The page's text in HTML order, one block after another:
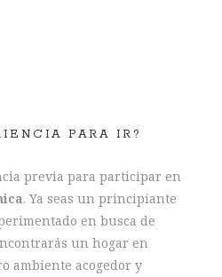
PARA IR?
previa para participar en
. Ya seas un principiante
en busca de
un hogar en
ambiente acogedor y